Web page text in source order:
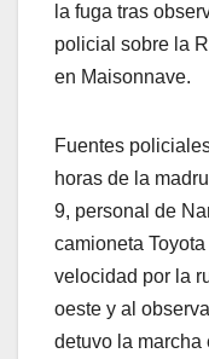
la fuga tras
policial sobre la
en Maisonnave.
Fuentes
horas de la
9, personal de
camioneta
velocidad por la
oeste y al
detuvo la marcha